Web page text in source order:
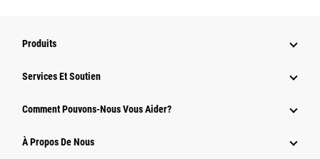
Produits
Services Et Soutien
Comment Pouvons-Nous Vous Aider?
À Propos De Nous